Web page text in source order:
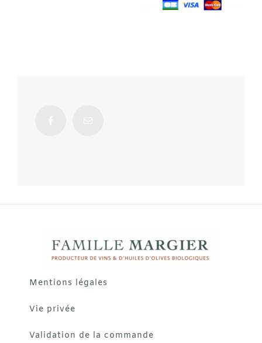
Mentions légales
Vie privée
Validation de la commande